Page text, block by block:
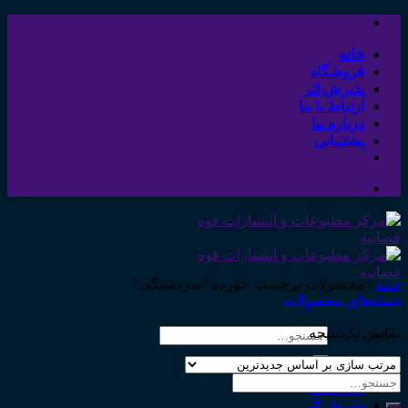
Skip
contentخانه
فروشگاه
پذیرش اثر
ارتباط با ما
درباره ما
پشتیبانی
جستجو
خانه
فروشگاه
پذیرش اثر
خانه /محصولات برچسب خورده “سردستگی”
دسته‌های محصولات
نمایش یک نتیجه
جستجو